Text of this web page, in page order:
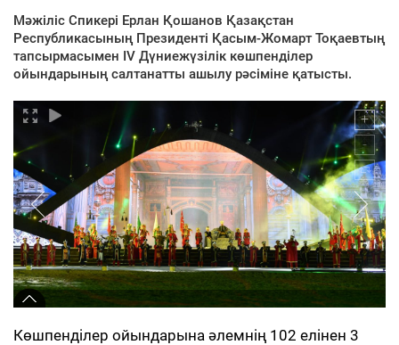
Мәжіліс Спикері Ерлан Қошанов Қазақстан
Республикасының Президенті Қасым-Жомарт Тоқаевтың
тапсырмасымен IV Дүниежүзілік көшпенділер
ойындарының салтанатты ашылу рәсіміне қатысты.
Көшпенділер ойындарына әлемнің 102 елінен 3